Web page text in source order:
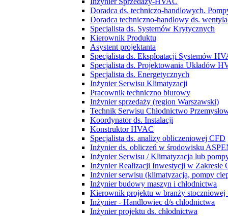
Doradca ds. techniczo-handlowych.
Doradca techniczno-handlowy ds.
Specjalista ds. Systemów Krytycznych
Kierownik Produktu
Asystent projektanta
Specjalista ds. Eksploatacji Systemów
Specjalista ds. Projektowania Układów
Specjalista ds. Energetycznych
Inżynier Serwisu Klimatyzacji
Pracownik techniczno biurowy
Inżynier sprzedaży (region Warszawski)
Technik Serwisu Chłodnictwo
Koordynator ds. Instalacji
Konstruktor HVAC
Specjalista ds. analizy obliczeniowej CFD
Inżynier ds. obliczeń w środowisku
Inżynier Serwisu / Klimatyzacja lub
Inżynier Realizacji Inwestycji w Zakresie
Inżynier serwisu (klimatyzacja, pompy
Inżynier budowy maszyn i chłodnictwa
Kierownik projektu w branży stoczniowej
Inżynier - Handlowiec d/s chłodnictwa
Inżynier projektu ds. chłodnictwa